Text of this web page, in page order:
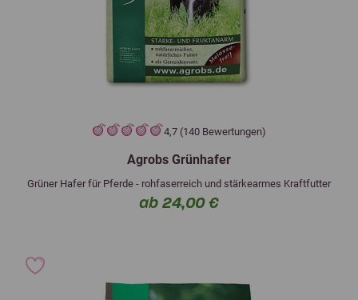
4,7 (140 Bewertungen)
Agrobs Grünhafer
Grüner Hafer für Pferde - rohfaserreich und stärkearmes Kraftfutter
ab 24,00 €